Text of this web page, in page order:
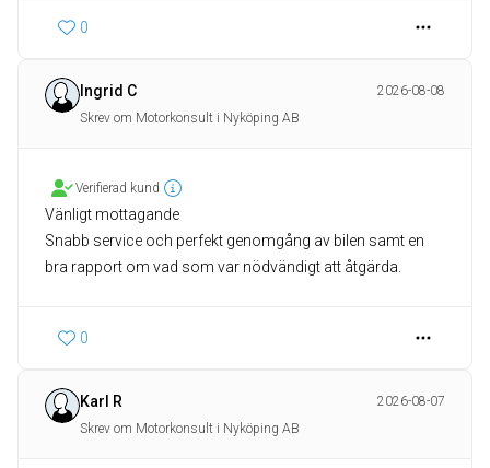
0
Ingrid C
2026-08-08
Skrev om Motorkonsult i Nyköping AB
Verifierad kund
Vänligt mottagande
Snabb service och perfekt genomgång av bilen samt en
bra rapport om vad som var nödvändigt att åtgärda.
0
Karl R
2026-08-07
Skrev om Motorkonsult i Nyköping AB